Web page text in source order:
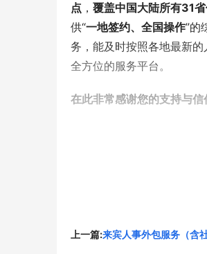
点 ， 覆盖中国大陆所有31
供“一地签约、全国操作”的
务，能及时按照各地最新
全方位的服务平台。
在此非常感谢您的支持与信
固话：020-38023598
上一篇:来宾人事外包服务（含